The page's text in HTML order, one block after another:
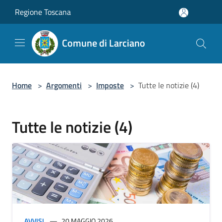
Regione Toscana
Comune di Larciano
Home > Argomenti > Imposte > Tutte le notizie (4)
Tutte le notizie (4)